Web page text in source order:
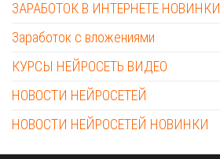
ЗАРАБОТОК В ИНТЕРНЕТЕ НОВИНКИ
Заработок с вложениями
КУРСЫ НЕЙРОСЕТЬ ВИДЕО
НОВОСТИ НЕЙРОСЕТЕЙ
НОВОСТИ НЕЙРОСЕТЕЙ НОВИНКИ